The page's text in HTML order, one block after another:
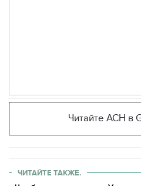
Читайте АСН в
ЧИТАЙТЕ ТАКЖЕ.